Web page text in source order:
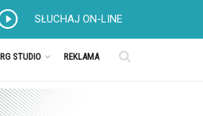
SŁUCHAJ ON-LINE
RG STUDIO REKLAMA